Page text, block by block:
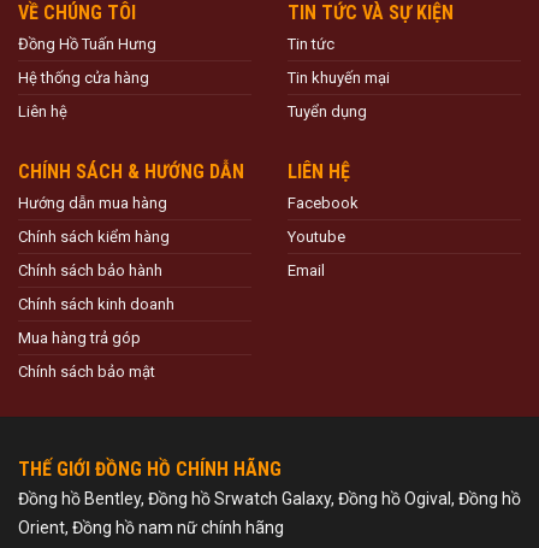
VỀ CHÚNG TÔI
Đồng Hồ Tuấn Hưng
Hệ thống cửa hàng
Liên hệ
TIN TỨC VÀ SỰ KIỆN
Tin tức
Tin khuyến mại
Tuyển dụng
CHÍNH SÁCH & HƯỚNG DẪN
Hướng dẫn mua hàng
Chính sách kiểm hàng
Chính sách bảo hành
Chính sách kinh doanh
Mua hàng trả góp
Chính sách bảo mật
LIÊN HỆ
Facebook
Youtube
Email
THẾ GIỚI ĐỒNG HỒ CHÍNH HÃNG
Đồng hồ Bentley, Đồng hồ Srwatch Galaxy, Đồng hồ Ogival, Đồng hồ
Orient, Đồng hồ nam nữ chính hãng